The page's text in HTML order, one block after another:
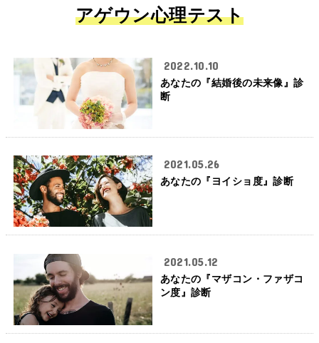
アゲウン心理テスト
2022.10.10
あなたの『結婚後の未来像』診
断
2021.05.26
あなたの『ヨイショ度』診断
2021.05.12
あなたの『マザコン・ファザコ
ン度』診断